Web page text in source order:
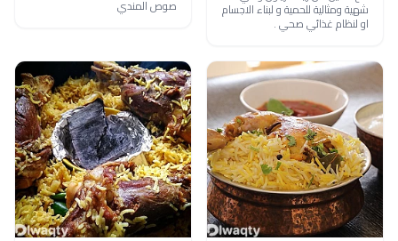
شهية ومثالية للحمية و لبناء الاجسام
او لنظام غذائي صحي .
صوص المندي